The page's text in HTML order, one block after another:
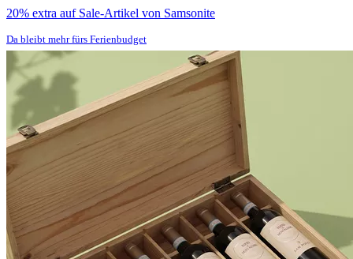
20% extra auf Sale-Artikel von Samsonite
Da bleibt mehr fürs Ferienbudget